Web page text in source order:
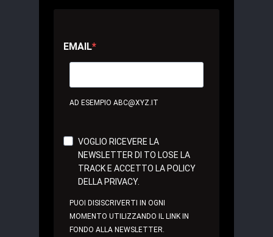
EMAIL
AD ESEMPIO ABC@XYZ.IT
VOGLIO RICEVERE LA
NEWSLETTER DI TO LOSE LA
TRACK E ACCETTO LA POLICY
DELLA PRIVACY.
PUOI DISISCRIVERTI IN OGNI
MOMENTO UTILIZZANDO IL LINK IN
FONDO ALLA NEWSLETTER.